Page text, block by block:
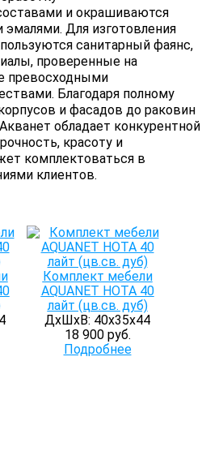
и окрашиваются
эмалями. Для изготовления
санитарный фаянс,
проверенные на
превосходными
Благодаря полному
и фасадов до раковин
обладает конкурентной
красоту и
комплектоваться в
клиентов.
Комплект мебели
AQUANET НОТА 40
лайт (цв.св. дуб)
ДхШхВ: 40х35х44
18 900 руб.
Подробнее